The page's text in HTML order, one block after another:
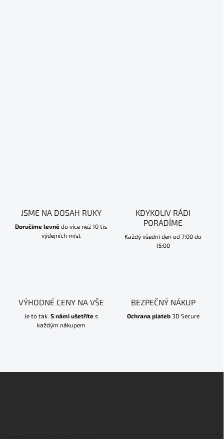
JSME NA DOSAH RUKY
Doručíme levně do více než 10 tis
výdejních míst
KDYKOLIV RÁDI
PORADÍME
Každý všední den od 7:00 do
15:00
VÝHODNÉ CENY NA VŠE
Je to tak. S námi ušetřítes
každým nákupem
BEZPEČNÝ NÁKUP
Ochrana plateb3D Secure